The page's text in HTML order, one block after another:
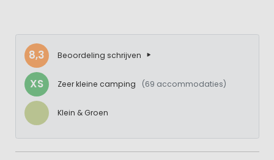
8,3 Beoordeling schrijven
XS Zeer kleine camping (69 accommodaties)
Klein & Groen